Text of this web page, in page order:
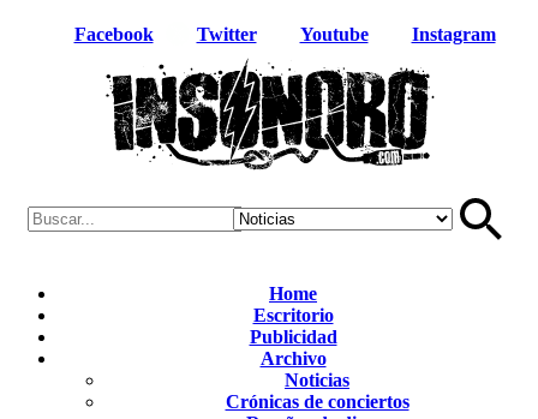
Facebook Twitter Youtube Instagram
Home
Escritorio
Publicidad
Archivo
Noticias
Crónicas de conciertos